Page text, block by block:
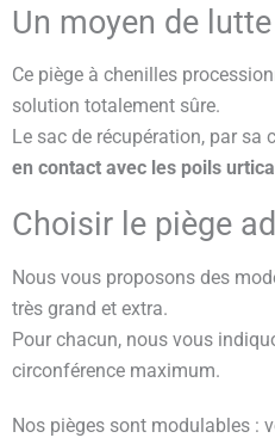
Un moyen de
Ce piège à chenilles
solution totalement sûre.
Le sac de récupération, par sa
en contact avec les poils
Choisir le piège
Nous vous proposons des
très grand et extra.
Pour chacun, nous vous
circonférence maximum.
Nos pièges sont modulables :